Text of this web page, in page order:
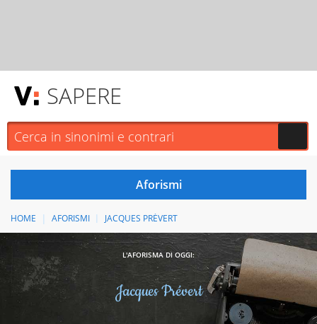
SAPERE
HOME AFORISMI JACQUES PRÉVERT
L'AFORISMA DI OGGI:
Jacques Prévert